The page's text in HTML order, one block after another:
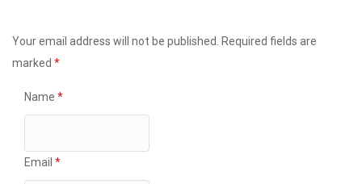
Your email address will not be published.
Required fields are
marked *
Name *
Email *